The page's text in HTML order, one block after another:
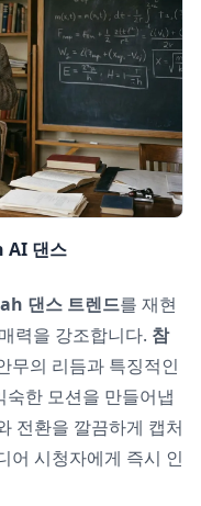
AI 댄스
댄스 트렌드를 재현
력을 강조합니다. 참
무의 리듬과 특징적인
한 모션을 만들어냅
전환을 깔끔하게 캡처
어 시청자에게 즉시 인